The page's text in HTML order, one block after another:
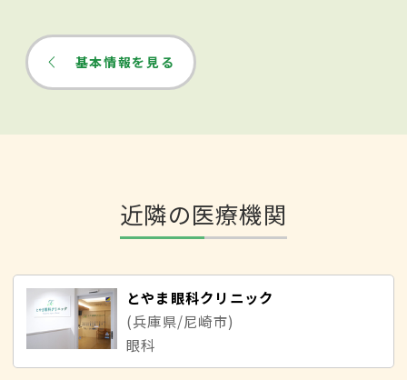
基本情報を見る
近隣の医療機関
とやま眼科クリニック
(兵庫県/尼崎市)
眼科